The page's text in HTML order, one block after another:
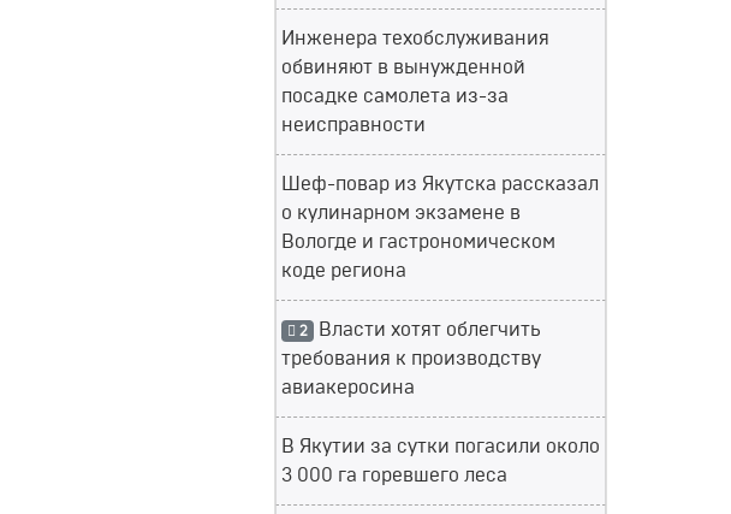
Инженера техобслуживания
обвиняют в вынужденной
посадке самолета из-за
неисправности
Шеф-повар из Якутска рассказал
о кулинарном экзамене в
Вологде и гастрономическом
коде региона
2 Власти хотят облегчить
требования к производству
авиакеросина
В Якутии за сутки погасили около
3 000 га горевшего леса